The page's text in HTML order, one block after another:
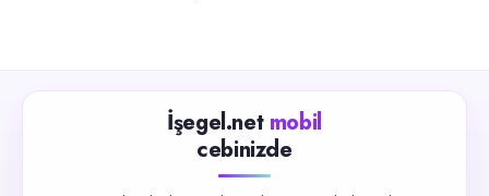
İşegel.net mobil
cebinizde